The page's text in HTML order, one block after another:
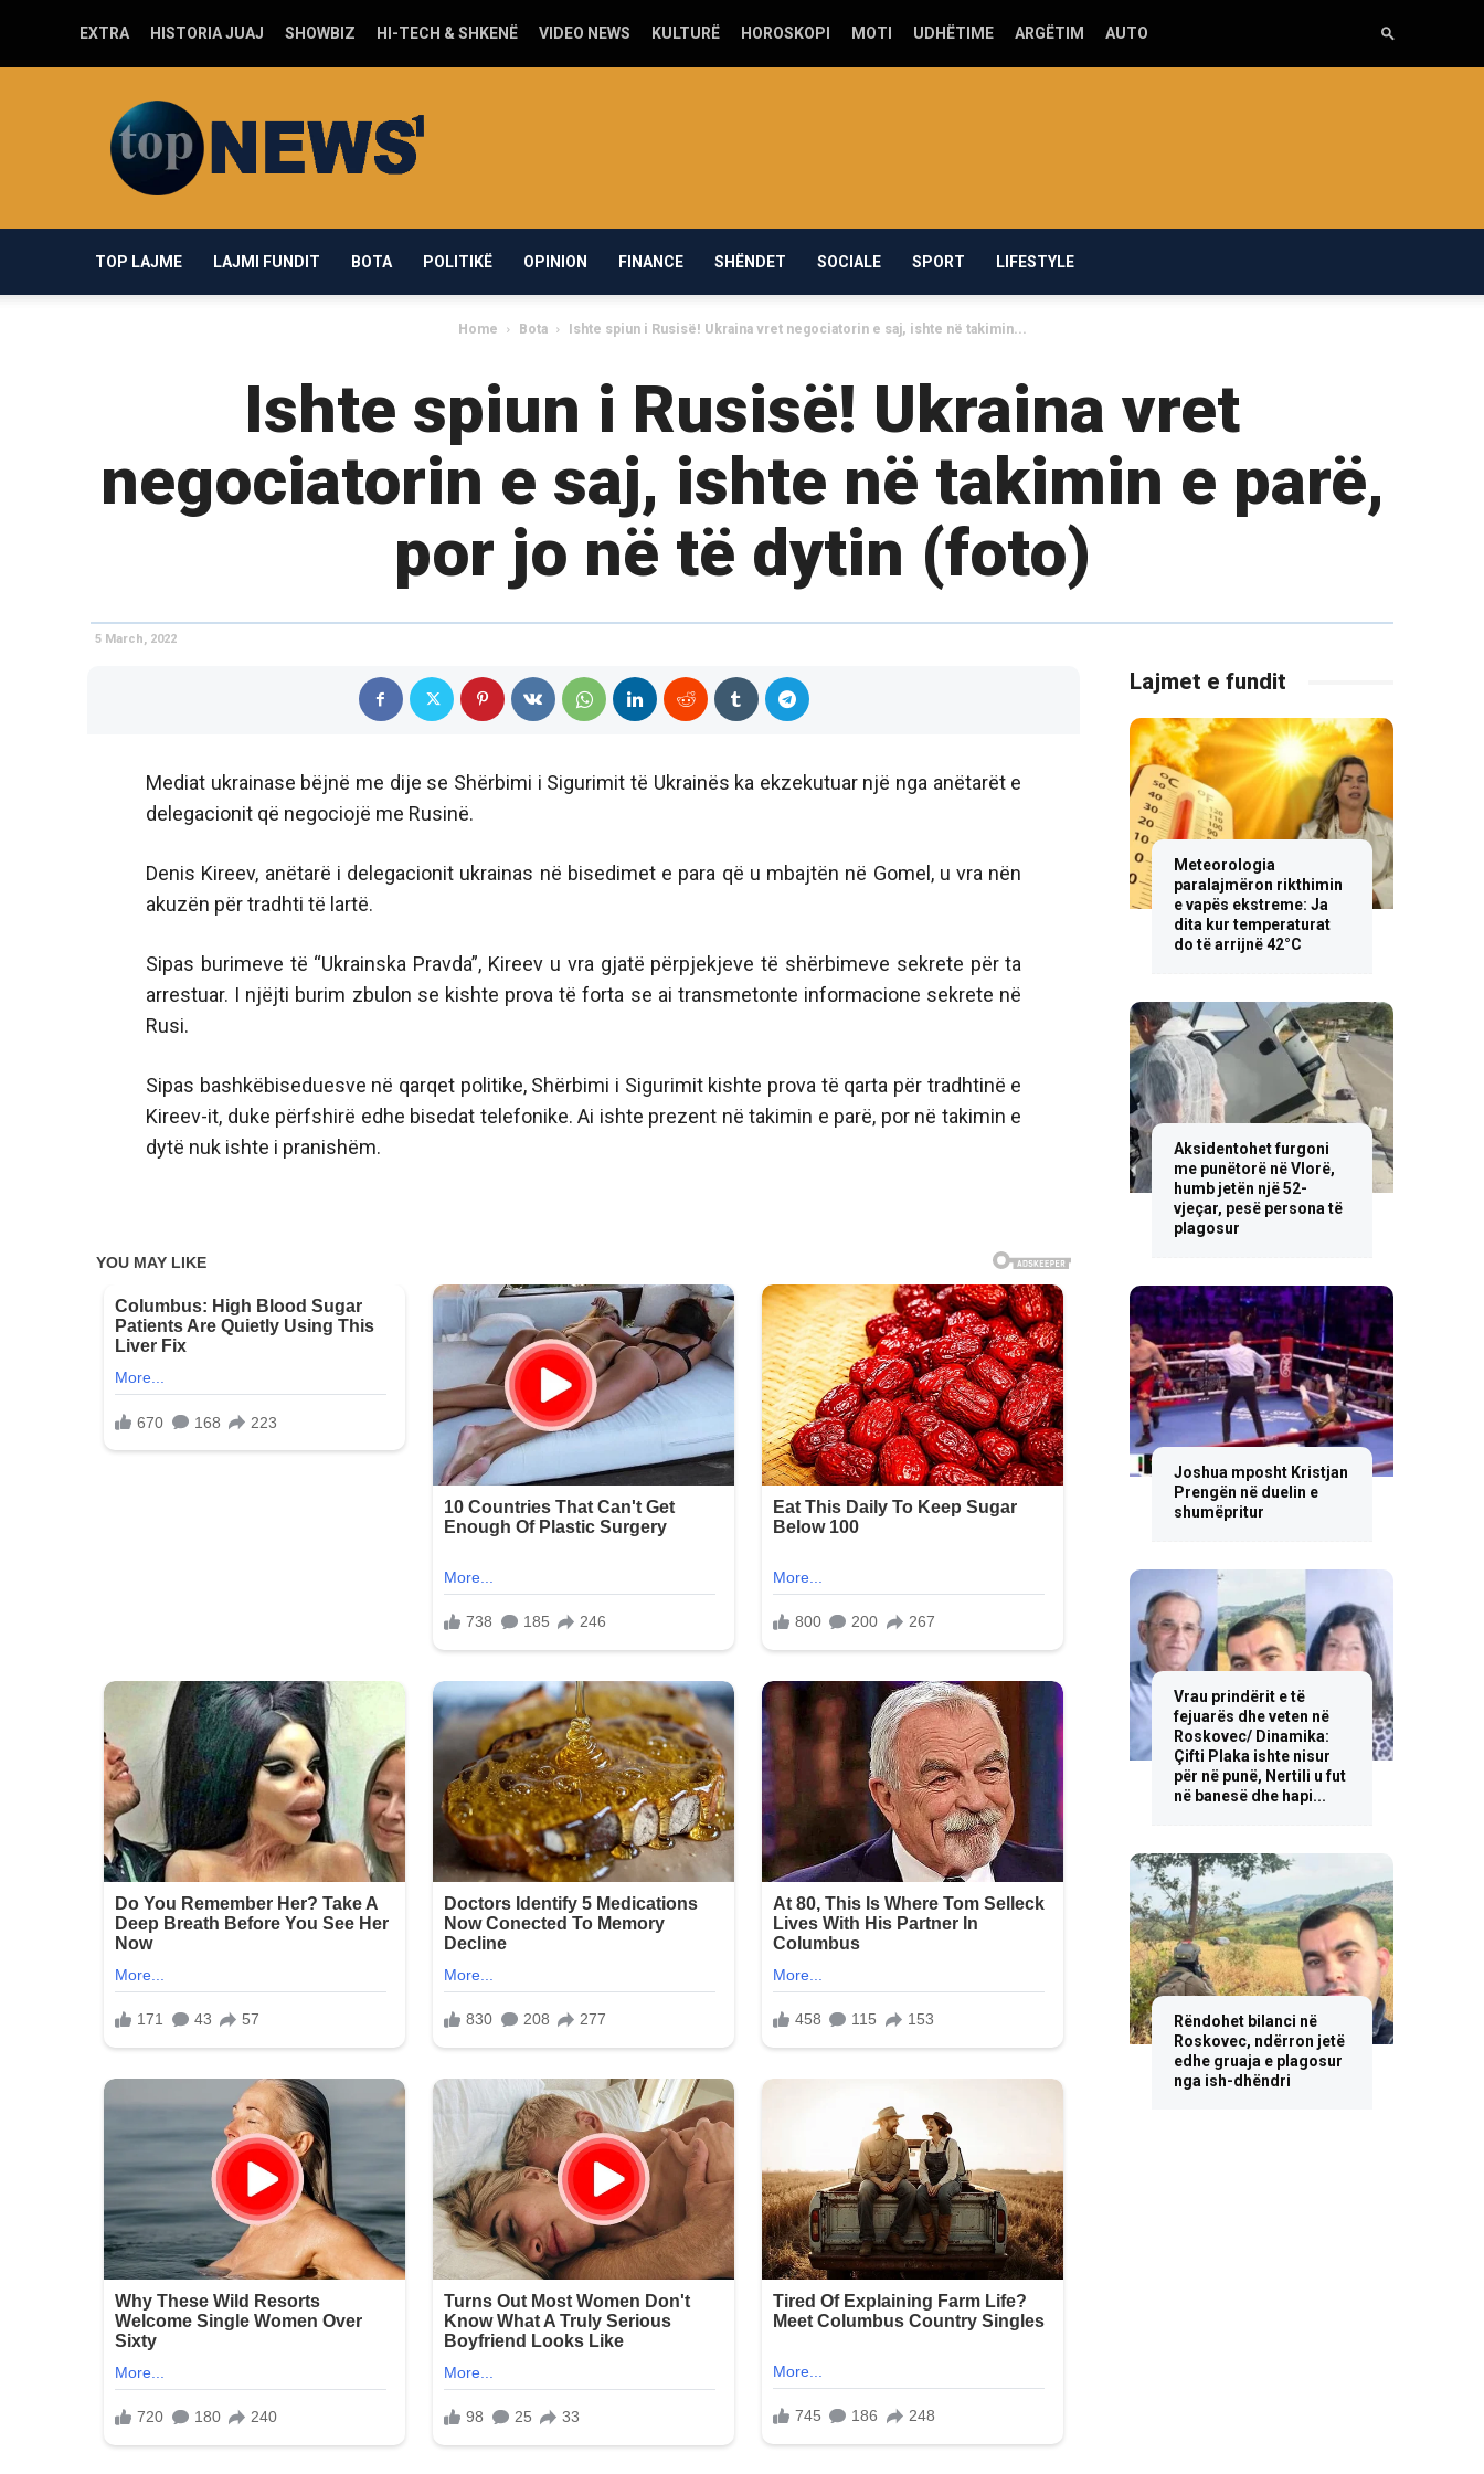
EXTRA HISTORIA JUAJ SHOWBIZ HI-TECH & SHKENË VIDEO NEWS KULTURË HOROSKOPI MOTI UDHËTIME ARGËTIM AUTO
news1.com
TOP LAJME LAJMI FUNDIT BOTA POLITIKË OPINION FINANCE SHËNDET SOCIALE SPORT LIFESTYLE
Home Bota Ishte spiun i Rusisë! Ukraina vret negociatorin e saj, ishte në takimin...
Ishte spiun i Rusisë! Ukraina vret
negociatorin e saj, ishte në takimin e parë,
por jo në të dytin (foto)
5 March, 2022
Mediat ukrainase bëjnë me dije se Shërbimi i Sigurimit të Ukrainës ka ekzekutuar një nga anëtarët e
delegacionit që negociojë me Rusinë.
Denis Kireev, anëtarë i delegacionit ukrainas në bisedimet e para që u mbajtën në Gomel, u vra nën
akuzën për tradhti të lartë.
Sipas burimeve të “Ukrainska Pravda”, Kireev u vra gjatë përpjekjeve të shërbimeve sekrete për ta
arrestuar. I njëjti burim zbulon se kishte prova të forta se ai transmetonte informacione sekrete në
Rusi.
Sipas bashkëbiseduesve në qarqet politike, Shërbimi i Sigurimit kishte prova të qarta për tradhtinë e
Kireev-it, duke përfshirë edhe bisedat telefonike. Ai ishte prezent në takimin e parë, por në takimin e
dytë nuk ishte i pranishëm.
Lajmet e fundit
Meteorologia
paralajmëron rikthimin
e vapës ekstreme: Ja
dita kur temperaturat
do të arrijnë 42°C
Aksidentohet furgoni
me punëtorë në Vlorë,
humb jetën një 52-
vjeçar, pesë persona të
plagosur
Joshua mposht Kristjan
Prengën në duelin e
shumëpritur
Vrau prindërit e të
fejuarës dhe veten në
Roskovec/ Dinamika:
Çifti Plaka ishte nisur
për në punë, Nertili u fut
në banesë dhe hapi...
Rëndohet bilanci në
Roskovec, ndërron jetë
edhe gruaja e plagosur
nga ish-dhëndri